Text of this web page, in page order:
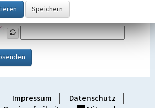
Tragen Sie unten das Rechenergebnis aus der
Impressum
Datenschutz